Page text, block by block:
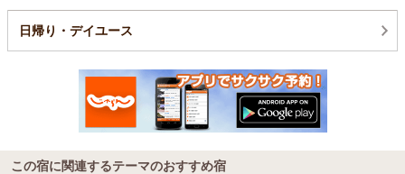
日帰り・デイユース
この宿に関連するテーマのおすすめ宿